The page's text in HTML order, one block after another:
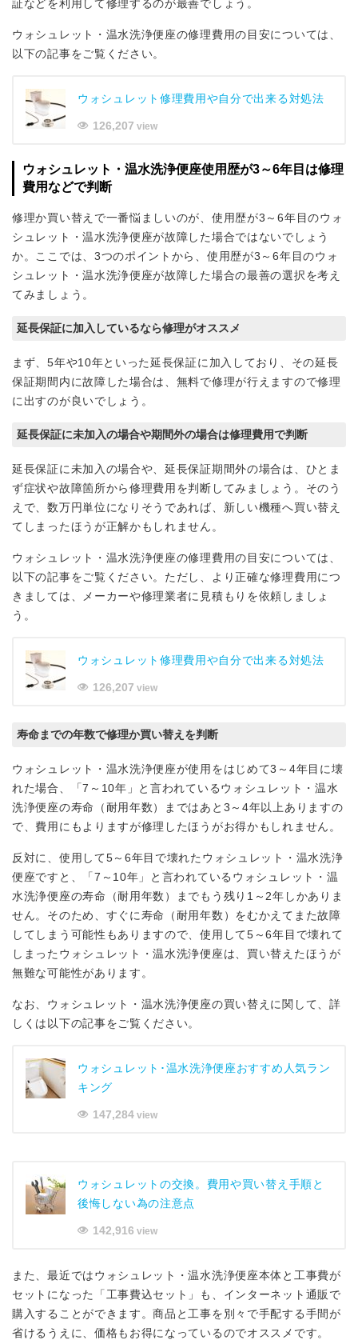
証などを利用して修理するのが最善でしょう。
ウォシュレット・温水洗浄便座の修理費用の目安については、
以下の記事をご覧ください。
ウォシュレット修理費用や自分で出来る対処法
126,207 view
ウォシュレット・温水洗浄便座使用歴が3～6年目は修理
費用などで判断
修理か買い替えで一番悩ましいのが、使用歴が3～6年目のウォ
シュレット・温水洗浄便座が故障した場合ではないでしょう
か。ここでは、3つのポイントから、使用歴が3～6年目のウォ
シュレット・温水洗浄便座が故障した場合の最善の選択を考え
てみましょう。
延長保証に加入しているなら修理がオススメ
まず、5年や10年といった延長保証に加入しており、その延長
保証期間内に故障した場合は、無料で修理が行えますので修理
に出すのが良いでしょう。
延長保証に未加入の場合や期間外の場合は修理費用で判断
延長保証に未加入の場合や、延長保証期間外の場合は、ひとま
ず症状や故障箇所から修理費用を判断してみましょう。そのう
えで、数万円単位になりそうであれば、新しい機種へ買い替え
てしまったほうが正解かもしれません。
ウォシュレット・温水洗浄便座の修理費用の目安については、
以下の記事をご覧ください。ただし、より正確な修理費用につ
きましては、メーカーや修理業者に見積もりを依頼しましょ
う。
ウォシュレット修理費用や自分で出来る対処法
126,207 view
寿命までの年数で修理か買い替えを判断
ウォシュレット・温水洗浄便座が使用をはじめて3～4年目に壊
れた場合、「7～10年」と言われているウォシュレット・温水
洗浄便座の寿命（耐用年数）まではあと3～4年以上ありますの
で、費用にもよりますが修理したほうがお得かもしれません。
反対に、使用して5～6年目で壊れたウォシュレット・温水洗浄
便座ですと、「7～10年」と言われているウォシュレット・温
水洗浄便座の寿命（耐用年数）までもう残り1～2年しかありま
せん。そのため、すぐに寿命（耐用年数）をむかえてまた故障
してしまう可能性もありますので、使用して5～6年目で壊れて
しまったウォシュレット・温水洗浄便座は、買い替えたほうが
無難な可能性があります。
なお、ウォシュレット・温水洗浄便座の買い替えに関して、詳
しくは以下の記事をご覧ください。
ウォシュレット･温水洗浄便座おすすめ人気ラン
キング
147,284 view
ウォシュレットの交換。費用や買い替え手順と
後悔しない為の注意点
142,916 view
また、最近ではウォシュレット・温水洗浄便座本体と工事費が
セットになった「工事費込セット」も、インターネット通販で
購入することができます。商品と工事を別々で手配する手間が
省けるうえに、価格もお得になっているのでオススメです。